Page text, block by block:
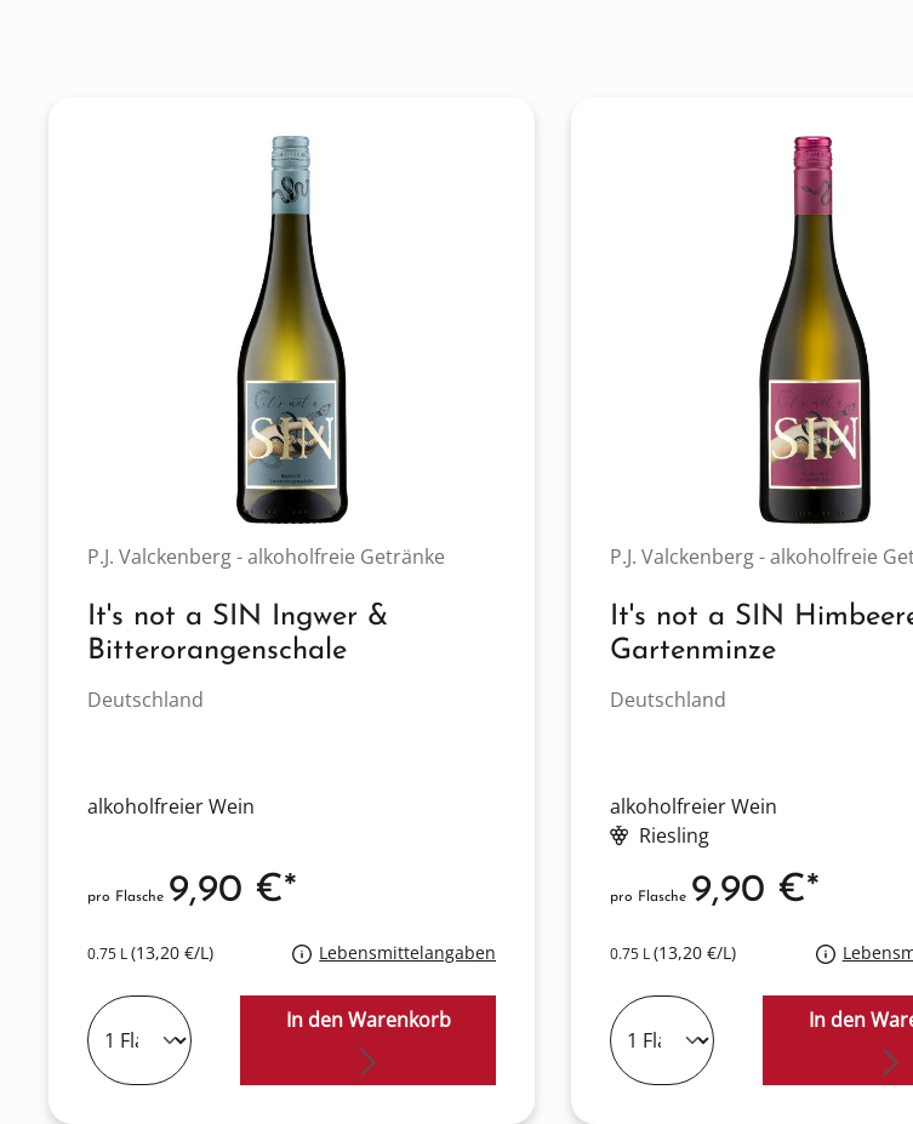
P.J. Valckenberg - alkoholfreie Getränke
It's not a SIN Ingwer &
Bitterorangenschale
Deutschland
alkoholfreier Wein
0.75 L(13,20 €/L) Lebensmittelangaben
pro Flasche 9,90 €*
In den Warenkorb
P.J. Valckenberg - alkoholfreie
It's not a SIN
Gartenminze
Deutschland
alkoholfreier Wein
Riesling
0.75 L(13,20 €/L)
pro Flasche 9,90 €*
In den